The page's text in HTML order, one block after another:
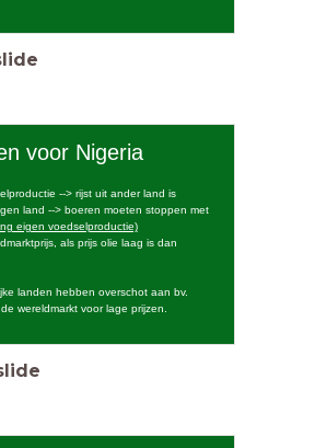
voor Nigeria
--> rijst uit ander land is
land --> boeren moeten stoppen met
eigen voedselproductie)
als prijs olie laag is dan
landen hebben overschot aan bv.
wereldmarkt voor lage prijzen.